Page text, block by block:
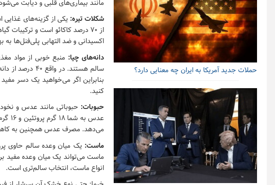
مانند بیماری‌های قلبی و دیابت
شکلات تیره: یکی از گزینه‌های
از ۷۰ درصد کاکائو است و
اکسیدانی و ضد التهابی پلی‌فنل‌ها
دانه‌های چیا:
سالم هستند.
بنابراین اگر می‌خواهید یک دسر
کنید.
حبوبات: حبوباتی مانند عدس و
می‌دهد. مصرف عدس همچنین به
ماست: یک میان وعده سالم حاوی
ماست می‌تواند یک میان وعده مفید
انواع ماست، انتخاب سالم‌تری است.
حملات جدید آمریکا به ایران چه معنایی دارد؟